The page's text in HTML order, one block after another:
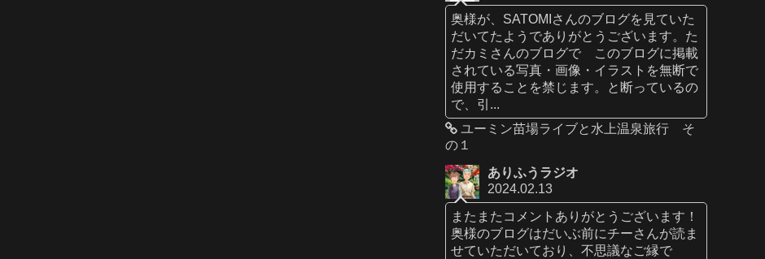
奥様が、SATOMIさんのブログを見ていた
だいてたようでありがとうございます。た
だカミさんのブログで このブログに掲載
されている写真・画像・イラストを無断で
使用することを禁じます。と断っているの
で、引...
ユーミン苗場ライブと水上温泉旅行 そ
の１
ありふうラジオ
2024.02.13
またまたコメントありがとうございます！
奥様のブログはだいぶ前にチーさんが読ま
せていただいており、不思議なご縁で